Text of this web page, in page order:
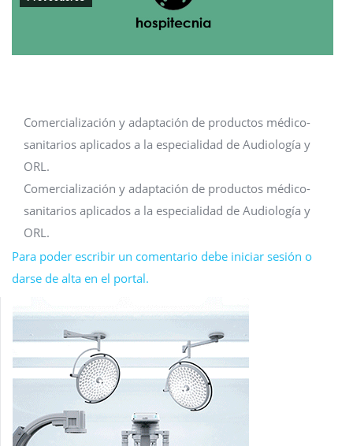
Comercialización y adaptación de productos médico-
sanitarios aplicados a la especialidad de Audiología y
ORL.
Comercialización y adaptación de productos médico-
sanitarios aplicados a la especialidad de Audiología y
ORL.
Para poder escribir un comentario debe iniciar sesión o
darse de alta en el portal.